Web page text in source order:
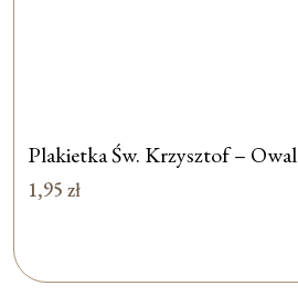
Plakietka Św. Krzysztof – Owal
1,95 zł